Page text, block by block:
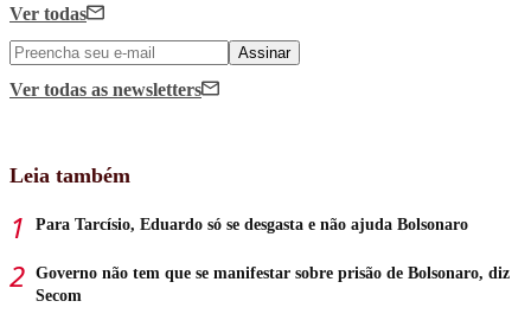
Ver todas
Assinar
Ver todas as newsletters
Leia também
Para Tarcísio, Eduardo só se desgasta e não ajuda Bolsonaro
Governo não tem que se manifestar sobre prisão de Bolsonaro, diz
Secom